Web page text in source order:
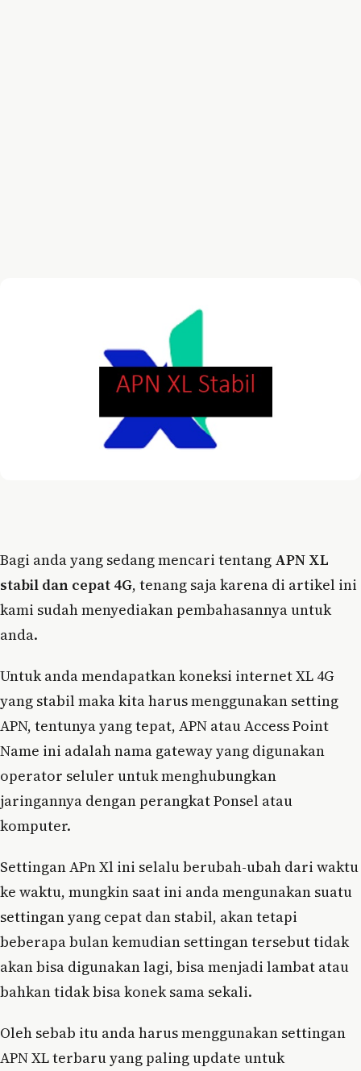
Bagi anda yang sedang mencari tentang APN XL
stabil dan cepat 4G, tenang saja karena di artikel ini
kami sudah menyediakan pembahasannya untuk
anda.
Untuk anda mendapatkan koneksi internet XL 4G
yang stabil maka kita harus menggunakan setting
APN, tentunya yang tepat, APN atau Access Point
Name ini adalah nama gateway yang digunakan
operator seluler untuk menghubungkan
jaringannya dengan perangkat Ponsel atau
komputer.
Settingan APn Xl ini selalu berubah-ubah dari waktu
ke waktu, mungkin saat ini anda mengunakan suatu
settingan yang cepat dan stabil, akan tetapi
beberapa bulan kemudian settingan tersebut tidak
akan bisa digunakan lagi, bisa menjadi lambat atau
bahkan tidak bisa konek sama sekali.
Oleh sebab itu anda harus menggunakan settingan
APN XL terbaru yang paling update untuk